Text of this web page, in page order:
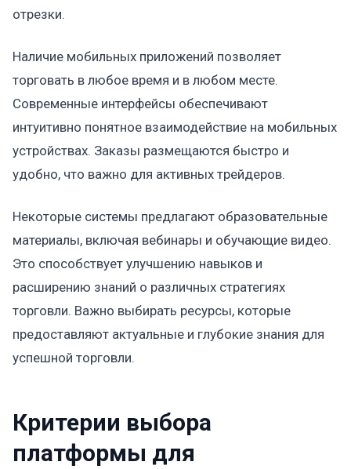
отрезки.
Наличие мобильных приложений позволяет
торговать в любое время и в любом месте.
Современные интерфейсы обеспечивают
интуитивно понятное взаимодействие на мобильных
устройствах. Заказы размещаются быстро и
удобно, что важно для активных трейдеров.
Некоторые системы предлагают образовательные
материалы, включая вебинары и обучающие видео.
Это способствует улучшению навыков и
расширению знаний о различных стратегиях
торговли. Важно выбирать ресурсы, которые
предоставляют актуальные и глубокие знания для
успешной торговли.
Критерии выбора
платформы для